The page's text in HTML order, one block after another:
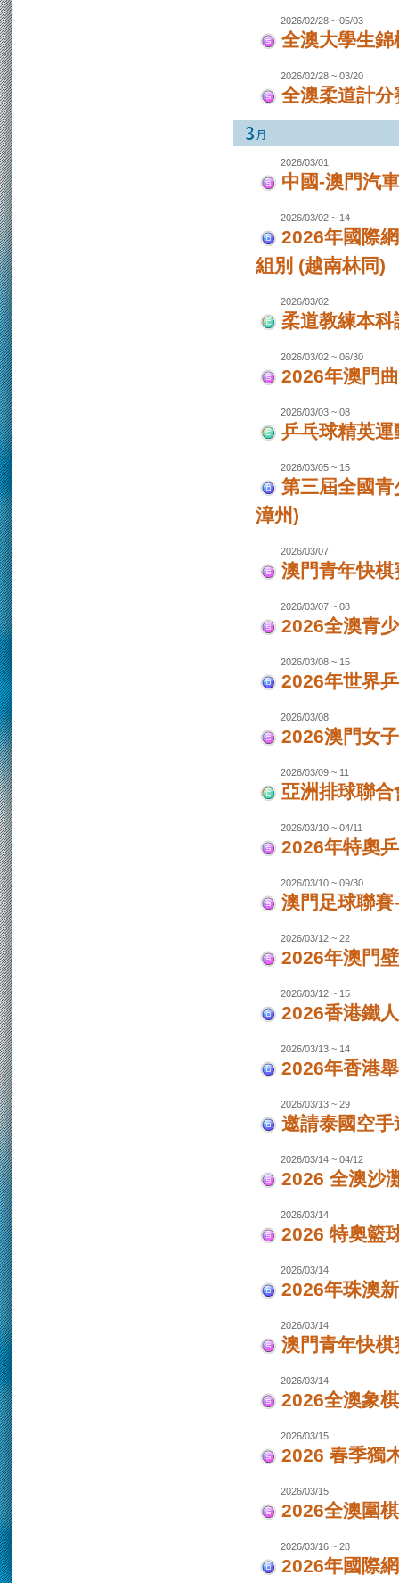
2026/02/28 ~ 05/03
全澳大學生
2026/02/28 ~ 03/20
全澳柔道計分
2026/03/01
中國-澳門汽
2026/03/02 ~ 14
2026年國際
組別 (越南林同)
2026/03/02
柔道教練本科
2026/03/02 ~ 06/30
2026年澳門
2026/03/03 ~ 08
乒乓球精英
2026/03/05 ~ 15
第三屆全國
漳州)
2026/03/07
澳門青年快棋
2026/03/07 ~ 08
2026全澳青
2026/03/08 ~ 15
2026年世界
2026/03/08
2026澳門女
2026/03/09 ~ 11
亞洲排球聯
2026/03/10 ~ 04/11
2026年特奧
2026/03/10 ~ 09/30
澳門足球聯
2026/03/12 ~ 22
2026年澳門
2026/03/12 ~ 15
2026香港鐵
2026/03/13 ~ 14
2026年香港
2026/03/13 ~ 29
邀請泰國空
2026/03/14 ~ 04/12
2026 全澳沙
2026/03/14
2026 特奧籃
2026/03/14
2026年珠澳
2026/03/14
澳門青年快棋
2026/03/14
2026全澳象
2026/03/15
2026 春季獨
2026/03/15
2026全澳圍
2026/03/16 ~ 28
2026年國際